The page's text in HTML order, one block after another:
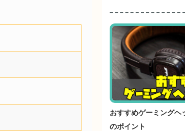
おすすめゲーミングヘ
のポイント